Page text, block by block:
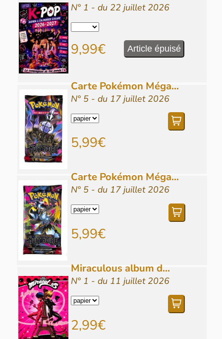
N° 1 - du 22 juillet 2026
9,99€ Article épuisé
Carte Pokémon Méga...
N° 5 - du 17 juillet 2026
5,99€
Carte Pokémon Méga...
N° 5 - du 17 juillet 2026
5,99€
Miraculous album d...
N° 1 - du 11 juillet 2026
2,99€